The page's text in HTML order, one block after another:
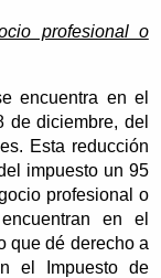
profesional o
encuentra en el
de diciembre, del
Esta reducción
impuesto un 95
profesional o
en el
que dé derecho a
el Impuesto de